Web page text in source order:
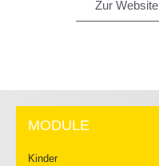
Zur
MODULE
Kinder